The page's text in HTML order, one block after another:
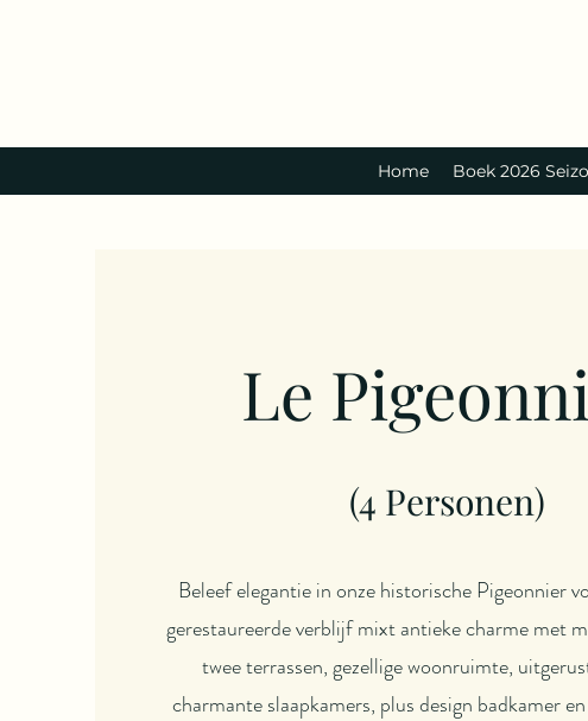
Home Boek 2026
Le Pigeo
(4 Personen)
Beleef elegantie in onze historische Pigeonnier
gerestaureerde verblijf mixt antieke charme met
twee terrassen, gezellige woonruimte,
charmante slaapkamers, plus design badkamer